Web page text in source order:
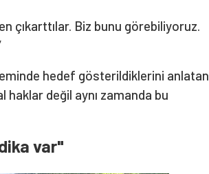
çıkarttılar. Biz bunu görebiliyoruz.
hedef gösterildiklerini anlatan
haklar değil aynı zamanda bu
var"